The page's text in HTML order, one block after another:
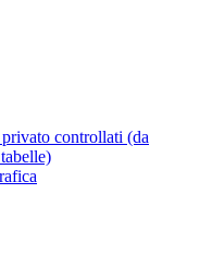
controllati (da